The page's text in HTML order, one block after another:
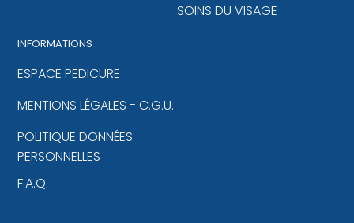
SOINS DU VISAGE
INFORMATIONS
ESPACE PEDICURE
MENTIONS LÉGALES - C.G.U.
POLITIQUE DONNÉES
PERSONNELLES
F.A.Q.